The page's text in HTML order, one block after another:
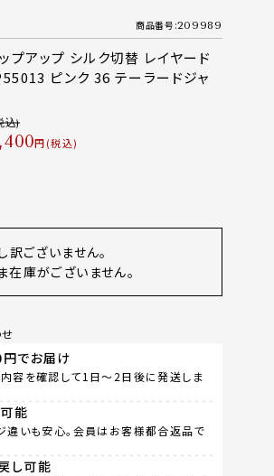
商品番号 209989
プアップ シルク切替 レイヤード
ピンク 36 テーラードジャ
税込
訳ございません。
在庫がございません。
でお届け
内容を確認して1日～2日後に発送しま
能
違いも安心。会員はお客様都合返品で
し可能